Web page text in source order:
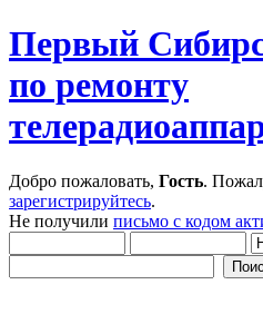
Первый
по ремонту
Добро пожаловать, Гость.
зарегистрируйтесь.
Не получили письмо с кодом